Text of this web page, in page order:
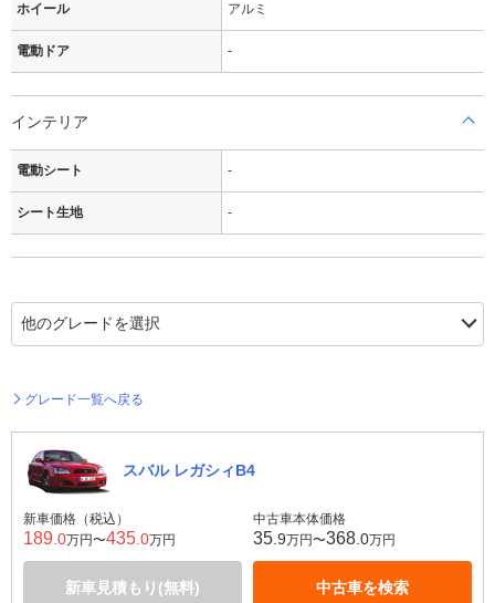
ホイール アルミ
電動ドア -
インテリア
電動シート -
シート生地 -
グレード一覧へ戻る
スバル レガシィB4
新車価格（税込）
189 .0万円〜435 .0万円
新車見積もり(無料)
中古車本体価格
35 .9万円〜368 .0万円
中古車を検索